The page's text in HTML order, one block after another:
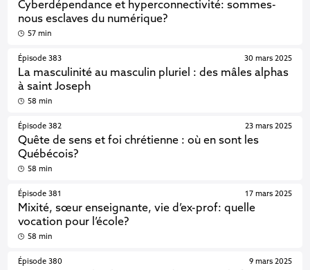
Cyberdépendance et hyperconnectivité: sommes-
nous esclaves du numérique?
57 min
Épisode 383
La masculinité au masculin pluriel : des mâles alphas
à saint Joseph
30 mars 2025
58 min
Épisode 382
Quête de sens et foi chrétienne : où en sont les
Québécois?
23 mars 2025
58 min
Épisode 381
Mixité, sœur enseignante, vie d’ex-prof: quelle
vocation pour l’école?
17 mars 2025
58 min
Épisode 380 9 mars 2025